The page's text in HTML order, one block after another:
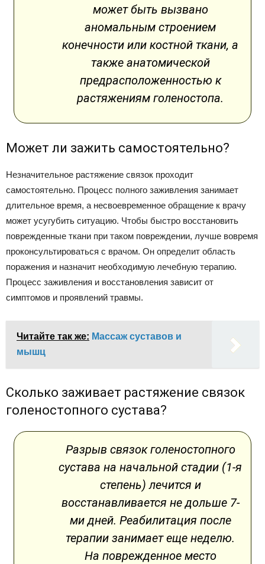
может быть вызвано
аномальным строением
конечности или костной ткани, а
также анатомической
предрасположенностью к
растяжениям голеностопа.
Может ли зажить самостоятельно?
Незначительное растяжение связок проходит
самостоятельно. Процесс полного заживления занимает
длительное время, а несвоевременное обращение к врачу
может усугубить ситуацию. Чтобы быстро восстановить
поврежденные ткани при таком повреждении, лучше вовремя
проконсультироваться с врачом. Он определит область
поражения и назначит необходимую лечебную терапию.
Процесс заживления и восстановления зависит от
симптомов и проявлений травмы.
Читайте так же: Массаж суставов и
мышц
Сколько заживает растяжение связок
голеностопного сустава?
Разрыв связок голеностопного
сустава на начальной стадии (1-я
степень) лечится и
восстанавливается не дольше 7-
ми дней. Реабилитация после
терапии занимает еще неделю.
На поврежденное место